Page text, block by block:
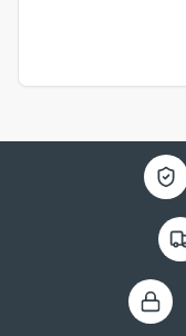
Politique de confidentialité